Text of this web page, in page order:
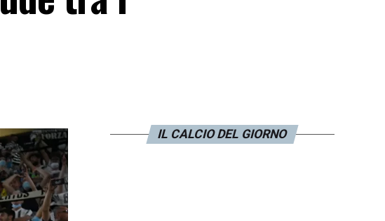
IL CALCIO DEL GIORNO